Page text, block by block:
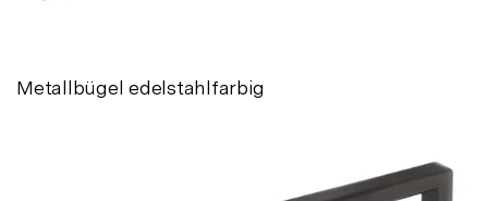
Metallbügel edelstahlfarbig